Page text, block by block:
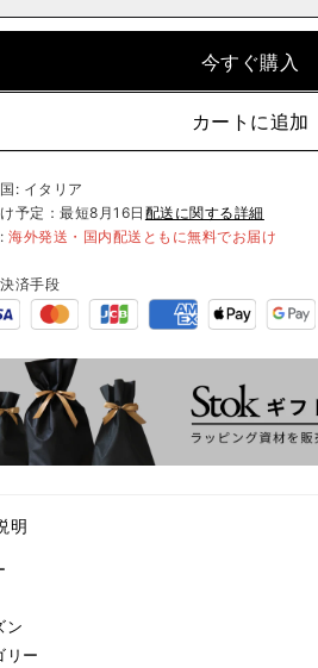
今すぐ購入
カートに追加
: イタリア
予定：最短8月16日 配送に関する詳細
:海外発送・国内配送ともに無料でお届け
済手段
明
ン
リー